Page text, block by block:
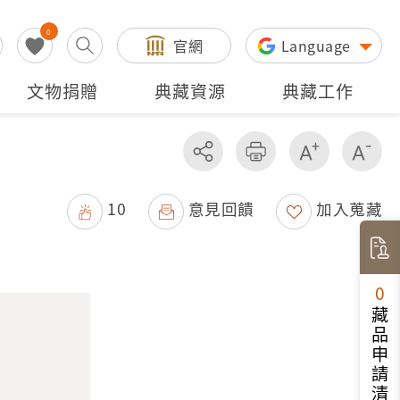
0
官網 Language
文物捐贈 典藏資源 典藏工作
分享 友善列印 增加字級
10 意見回饋 加入蒐藏
0
藏品申請清單